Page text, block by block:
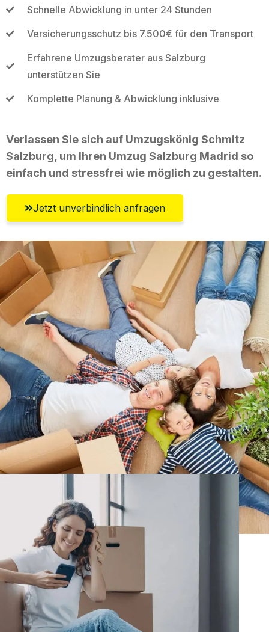
Schnelle Abwicklung in unter 24 Stunden
Versicherungsschutz bis 7.500€ für den Transport
Erfahrene Umzugsberater aus Salzburg
unterstützen Sie
Komplette Planung & Abwicklung inklusive
Verlassen Sie sich auf Umzugskönig Schmitz
Salzburg, um Ihren Umzug Salzburg Madrid so
einfach und stressfrei wie möglich zu gestalten.
Jetzt unverbindlich anfragen